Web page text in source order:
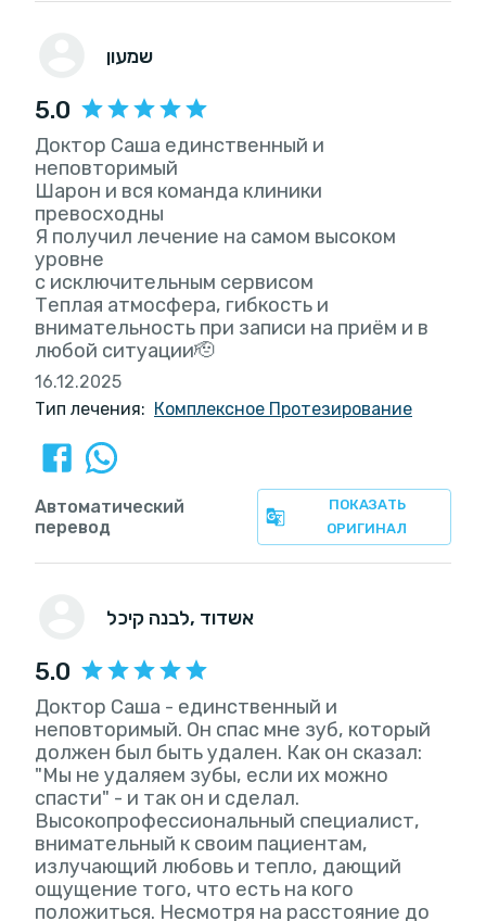
שמעון
5.0
Доктор Саша единственный и
неповторимый
Шарон и вся команда клиники
превосходны
Я получил лечение на самом высоком
уровне
с исключительным сервисом
Теплая атмосфера, гибкость и
внимательность при записи на приём и в
любой ситуации🫡
16.12.2025
Тип лечения: Комплексное Протезирование
ПОКАЗАТЬ
ОРИГИНАЛ
Автоматический
перевод
לבנה קיכל , אשדוד
5.0
Доктор Саша - единственный и
неповторимый. Он спас мне зуб, который
должен был быть удален. Как он сказал:
"Мы не удаляем зубы, если их можно
спасти" - и так он и сделал.
Высокопрофессиональный специалист,
внимательный к своим пациентам,
излучающий любовь и тепло, дающий
ощущение того, что есть на кого
положиться. Несмотря на расстояние до